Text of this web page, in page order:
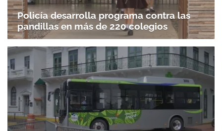
Policía desarrolla programa contra las
pandillas en más de 220 colegios